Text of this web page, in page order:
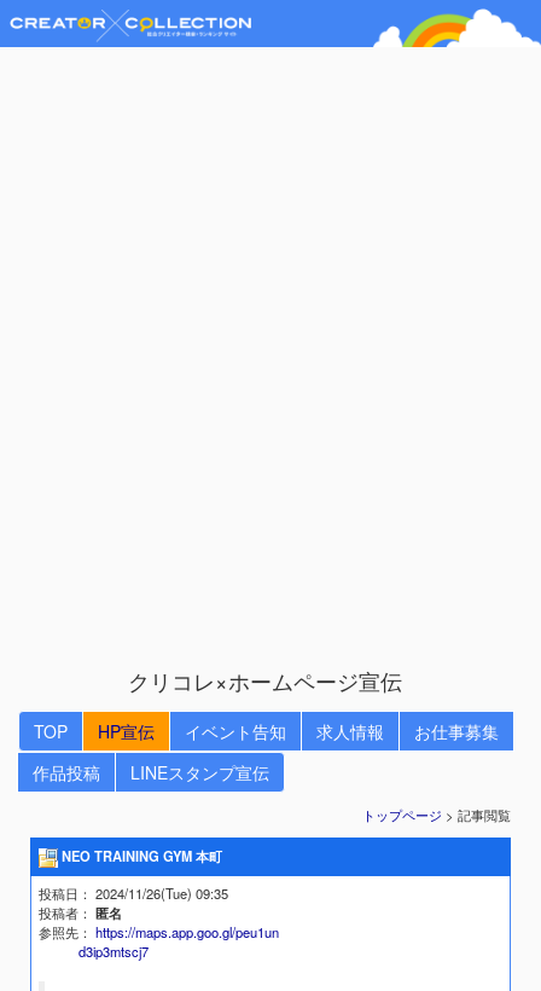
クリコレ×ホームページ宣伝
TOP HP宣伝 イベント告知 求人情報
お仕事募集
作品投稿
LINEスタンプ宣伝
トップページ > 記事閲覧
NEO TRAINING GYM 本町
投稿日 ： 2024/11/26(Tue) 09:35
投稿者 ：匿名
参照先 ：https://maps.app.goo.gl/peu1un
d3ip3mtscj7